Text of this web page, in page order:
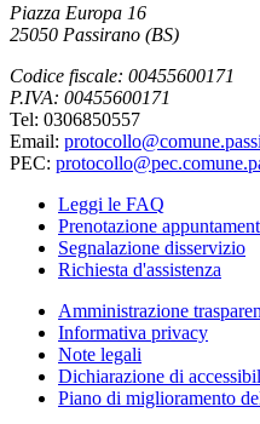
Piazza Europa 16
25050 Passirano (BS)
Codice fiscale: 00455600171
P.IVA: 00455600171
Tel: 0306850557
Email:
PEC:
Leggi le FAQ
Prenotazione
Segnalazione disservizio
Richiesta d'assistenza
Amministrazione
Informativa privacy
Note legali
Dichiarazione di
Piano di miglioramento